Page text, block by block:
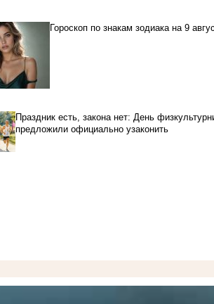
Гороскоп по знакам зодиака на 9
Праздник есть, закона нет: День
предложили официально узаконить